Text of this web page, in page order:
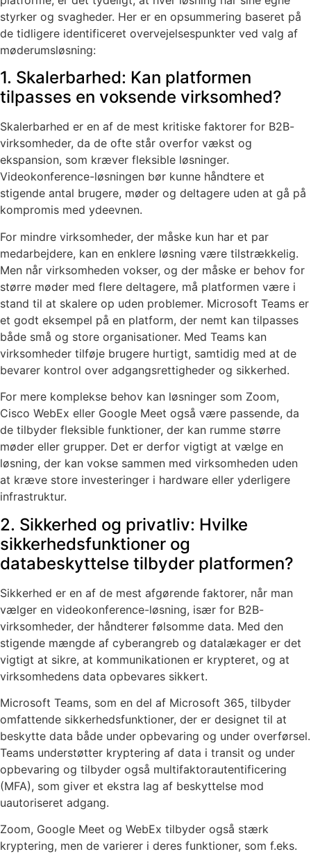
styrker og svagheder. Her er en opsummering baseret på
de tidligere identificeret overvejelsespunkter ved valg af
møderumsløsning:
1. Skalerbarhed: Kan platformen
tilpasses en voksende virksomhed?
Skalerbarhed er en af de mest kritiske faktorer for B2B-
virksomheder, da de ofte står overfor vækst og
ekspansion, som kræver fleksible løsninger.
Videokonference-løsningen bør kunne håndtere et
stigende antal brugere, møder og deltagere uden at gå på
kompromis med ydeevnen.
For mindre virksomheder, der måske kun har et par
medarbejdere, kan en enklere løsning være tilstrækkelig.
Men når virksomheden vokser, og der måske er behov for
større møder med flere deltagere, må platformen være i
stand til at skalere op uden problemer. Microsoft Teams er
et godt eksempel på en platform, der nemt kan tilpasses
både små og store organisationer. Med Teams kan
virksomheder tilføje brugere hurtigt, samtidig med at de
bevarer kontrol over adgangsrettigheder og sikkerhed.
For mere komplekse behov kan løsninger som Zoom,
Cisco WebEx eller Google Meet også være passende, da
de tilbyder fleksible funktioner, der kan rumme større
møder eller grupper. Det er derfor vigtigt at vælge en
løsning, der kan vokse sammen med virksomheden uden
at kræve store investeringer i hardware eller yderligere
infrastruktur.
2. Sikkerhed og privatliv: Hvilke
sikkerhedsfunktioner og
databeskyttelse tilbyder platformen?
Sikkerhed er en af de mest afgørende faktorer, når man
vælger en videokonference-løsning, især for B2B-
virksomheder, der håndterer følsomme data. Med den
stigende mængde af cyberangreb og datalækager er det
vigtigt at sikre, at kommunikationen er krypteret, og at
virksomhedens data opbevares sikkert.
Microsoft Teams, som en del af Microsoft 365, tilbyder
omfattende sikkerhedsfunktioner, der er designet til at
beskytte data både under opbevaring og under overførsel.
Teams understøtter kryptering af data i transit og under
opbevaring og tilbyder også multifaktorautentificering
(MFA), som giver et ekstra lag af beskyttelse mod
uautoriseret adgang.
Zoom, Google Meet og WebEx tilbyder også stærk
kryptering, men de varierer i deres funktioner, som f.eks.